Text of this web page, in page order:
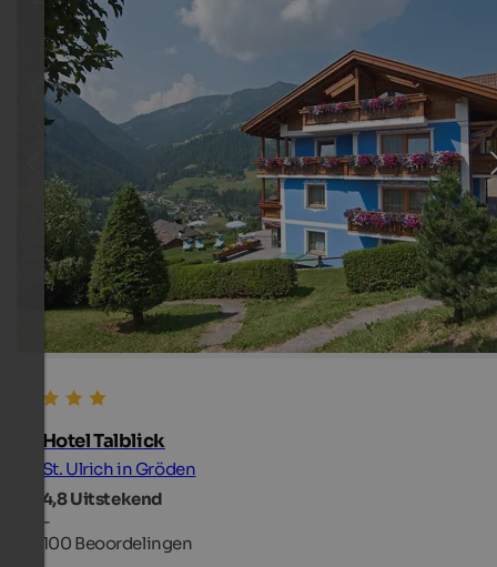
Hotel Talblick
St. Ulrich in Gröden
4,8Uitstekend
-
100 Beoordelingen